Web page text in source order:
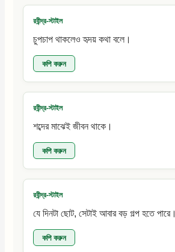
রবীন্দ্র-স্টাইল
চুপচাপ থাকলেও হৃদয় কথা বলে।
কপি করুন
রবীন্দ্র-স্টাইল
শব্দের মাঝেই জীবন থাকে।
কপি করুন
রবীন্দ্র-স্টাইল
যে দিনটা ছোট, সেটাই আবার বড় গল্প হতে পারে।
কপি করুন